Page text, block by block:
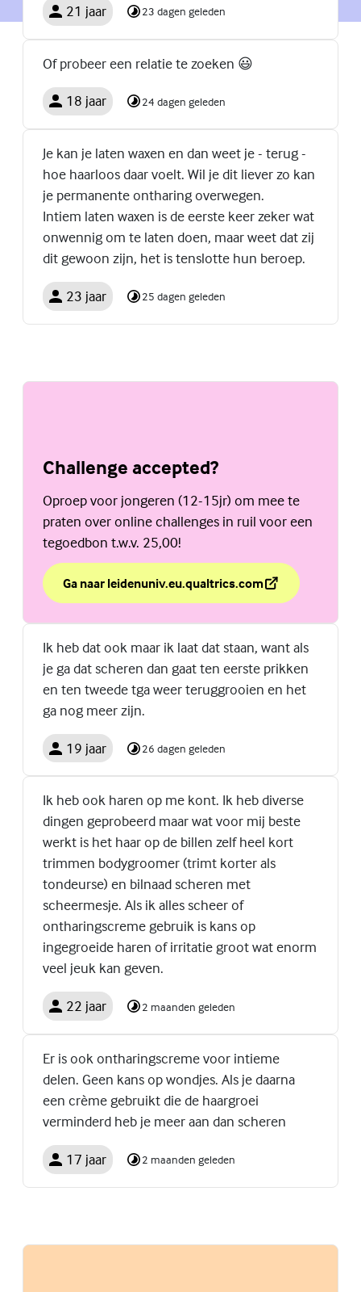
21 jaar 23 dagen geleden
Of probeer een relatie te zoeken 😃
18 jaar 24 dagen geleden
Je kan je laten waxen en dan weet je - terug -
hoe haarloos daar voelt. Wil je dit liever zo kan
je permanente ontharing overwegen.
Intiem laten waxen is de eerste keer zeker wat
onwennig om te laten doen, maar weet dat zij
dit gewoon zijn, het is tenslotte hun beroep.
23 jaar 25 dagen geleden
Challenge accepted?
Oproep voor jongeren (12-15jr) om mee te
praten over online challenges in ruil voor een
tegoedbon t.w.v. 25,00!
Ga naar leidenuniv.eu.qualtrics.com
over Challenge accepted?
(Externe link)
Ik heb dat ook maar ik laat dat staan, want als
je ga dat scheren dan gaat ten eerste prikken
en ten tweede tga weer teruggrooien en het
ga nog meer zijn.
19 jaar 26 dagen geleden
Ik heb ook haren op me kont. Ik heb diverse
dingen geprobeerd maar wat voor mij beste
werkt is het haar op de billen zelf heel kort
trimmen bodygroomer (trimt korter als
tondeurse) en bilnaad scheren met
scheermesje. Als ik alles scheer of
ontharingscreme gebruik is kans op
ingegroeide haren of irritatie groot wat enorm
veel jeuk kan geven.
22 jaar 2 maanden geleden
Er is ook ontharingscreme voor intieme
delen. Geen kans op wondjes. Als je daarna
een crème gebruikt die de haargroei
verminderd heb je meer aan dan scheren
17 jaar 2 maanden geleden